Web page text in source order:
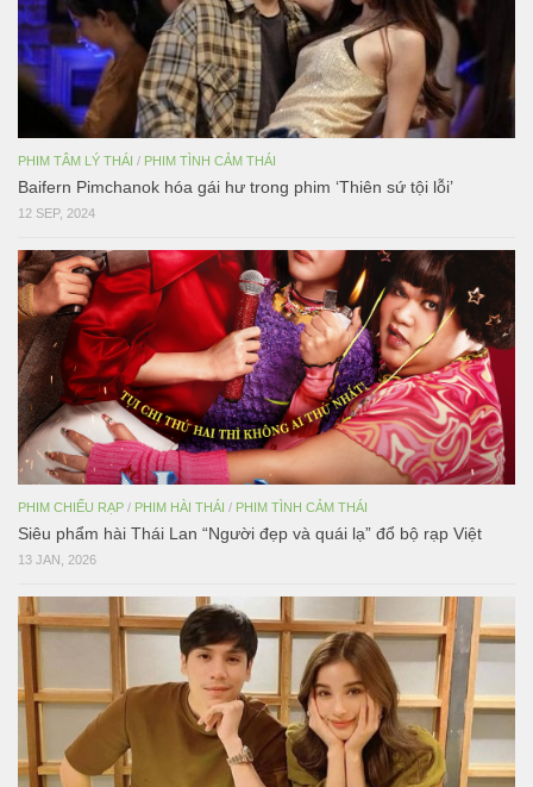
PHIM TÂM LÝ THÁI / PHIM TÌNH CẢM THÁI
Baifern Pimchanok hóa gái hư trong phim ‘Thiên sứ tội lỗi’
12 SEP, 2024
PHIM CHIẾU RẠP / PHIM HÀI THÁI / PHIM TÌNH CẢM THÁI
Siêu phẩm hài Thái Lan “Người đẹp và quái lạ” đổ bộ rạp Việt
13 JAN, 2026